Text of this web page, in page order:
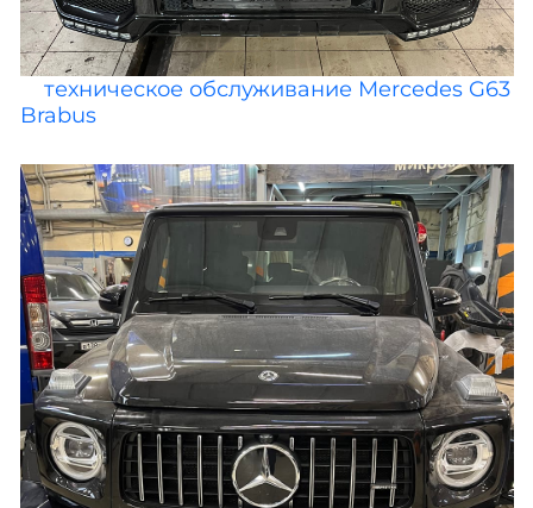
техническое обслуживание Mercedes G63
Brabus